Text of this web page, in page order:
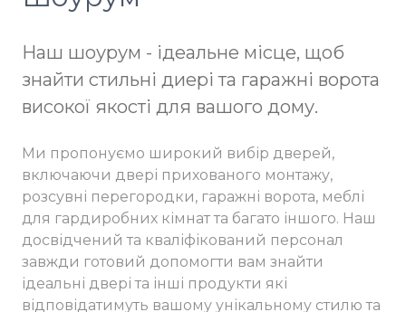
Наш шоурум - ідеальне місце, щоб
знайти стильні диері та гаражні ворота
високої якості для вашого дому.
Ми пропонуємо широкий вибір дверей,
включаючи двері прихованого монтажу,
розсувні перегородки, гаражні ворота, меблі
для гардиробних кімнат та багато іншого. Наш
досвідчений та кваліфікований персонал
завжди готовий допомогти вам знайти
ідеальні двері та інші продукти які
відповідатимуть вашому унікальному стилю та